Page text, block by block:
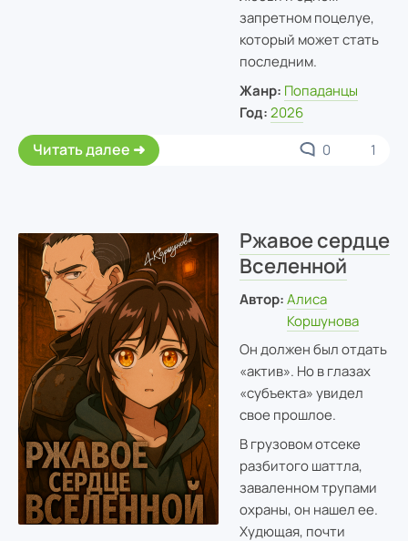
запретном поцелуе,
который может стать
последним.
Жанр: Попаданцы
Год: 2026
Читать далее 0 1
Ржавое сердце
Вселенной
Автор: Алиса
Коршунова
Он должен был отдать
«актив». Но в глазах
«субъекта» увидел
свое прошлое.
В грузовом отсеке
разбитого шаттла,
заваленном трупами
охраны, он нашел ее.
Худющая, почти